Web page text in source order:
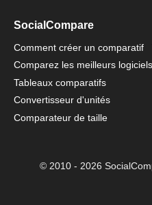
SocialCompare
Comment créer un comparatif
Comparez les meilleurs logiciels
Tableaux comparatifs
Convertisseur d'unités
Comparateur de taille
© 2010 - 2026